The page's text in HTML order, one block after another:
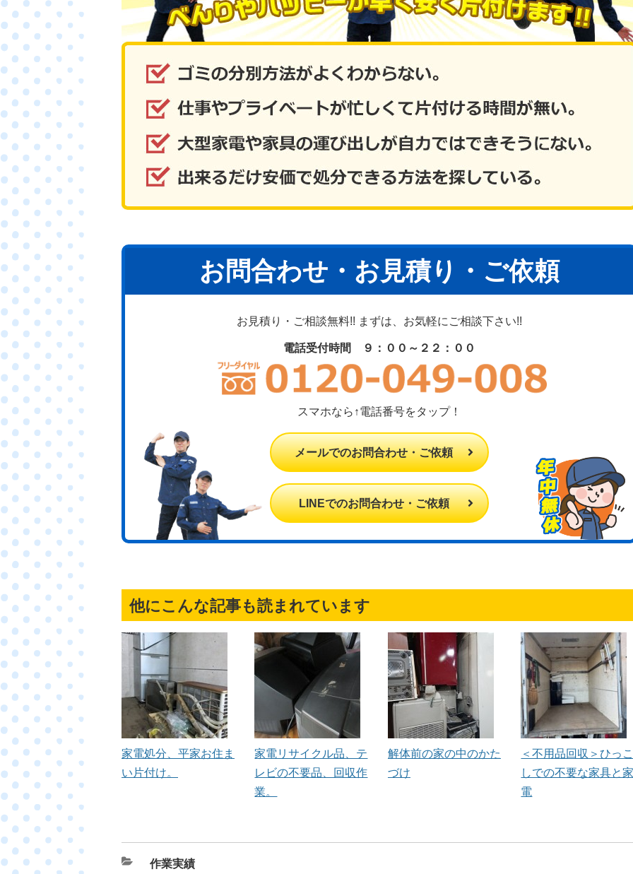
お問合わせ・お見積り・ご依頼
お見積り・ご相談無料!! まずは、お気軽にご相談下さい!!
電話受付時間 ９：００～２２：００
スマホなら↑電話番号をタップ！
メールでのお問合わせ・ご依頼
LINEでのお問合わせ・ご依頼
他にこんな記事も読まれています
家電処分、平家お住ま
い片付け。
家電リサイクル品、テ
レビの不要品、回収作
業。
解体前の家の中のかた
づけ
＜不用品回収＞ひっ
しでの不要な家具と
電
カ
作業実績